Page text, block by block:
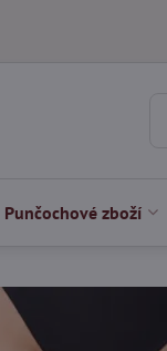
Punčochové zboží